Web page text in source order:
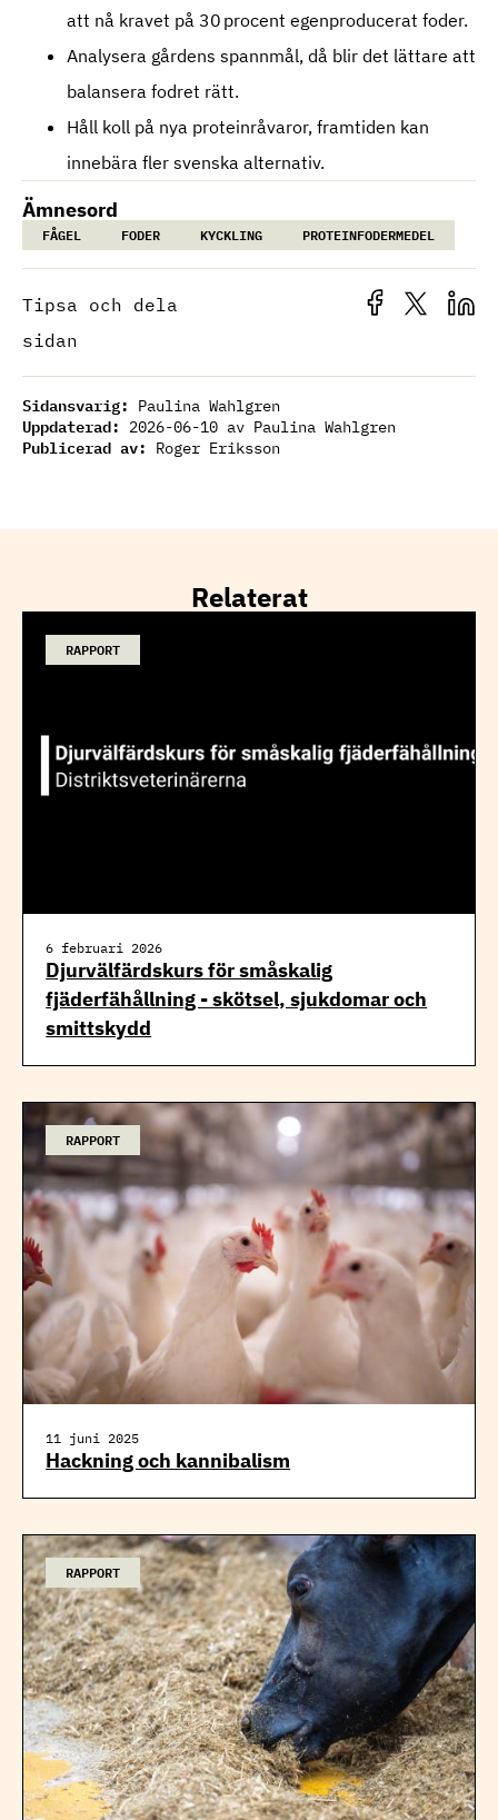
att nå kravet på 30 procent egenproducerat foder.
Analysera gårdens spannmål, då blir det lättare att
balansera fodret rätt.
Håll koll på nya proteinråvaror, framtiden kan
innebära fler svenska alternativ.
Ämnesord
FÅGEL FODER KYCKLING PROTEINFODERMEDEL
Tipsa och dela
sidan
Sidansvarig: Paulina Wahlgren
Uppdaterad: 2026-06-10 av Paulina Wahlgren
Publicerad av: Roger Eriksson
Relaterat
RAPPORT
6 februari 2026
Djurvälfärdskurs för småskalig
fjäderfähållning - skötsel, sjukdomar och
smittskydd
RAPPORT
11 juni 2025
Hackning och kannibalism
RAPPORT